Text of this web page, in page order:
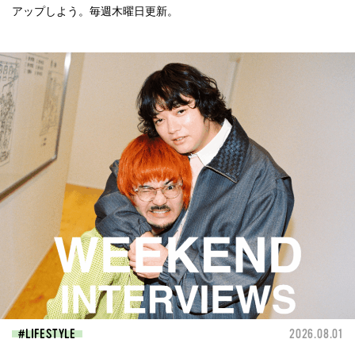
アップしよう。毎週木曜日更新。
LIFESTYLE 2026.08.01